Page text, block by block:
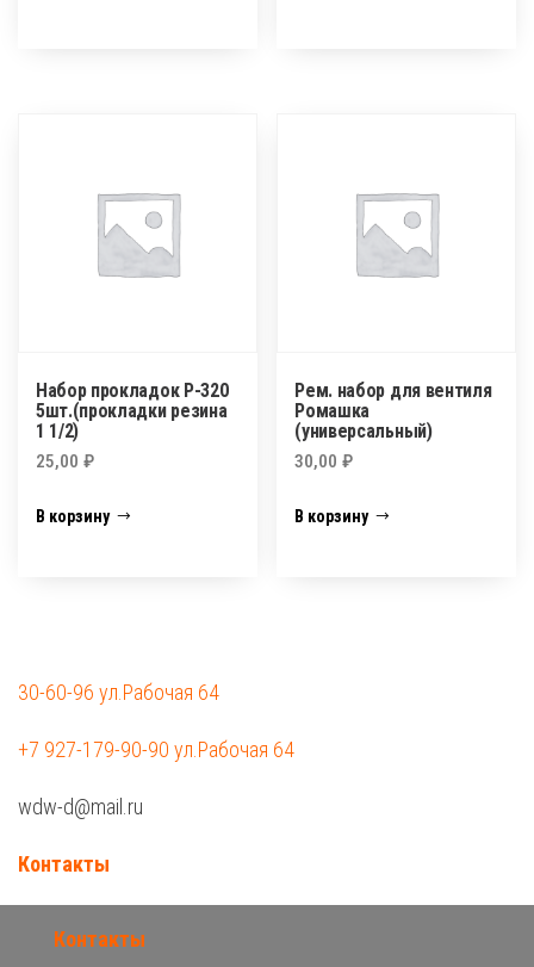
Набор прокладок Р-320
5шт.(прокладки резина
1 1/2)
25,00 ₽
В корзину
Рем. набор для вентиля
Ромашка
(универсальный)
30,00₽
В корзину
30-60-96 ул.Рабочая 64
+7 927-179-90-90 ул.Рабочая 64
wdw-d@mail.ru
Контакты
Контакты